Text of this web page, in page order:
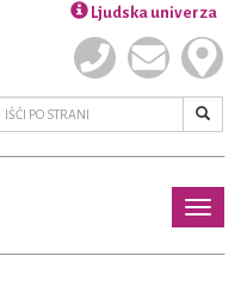
Ljudska univerza